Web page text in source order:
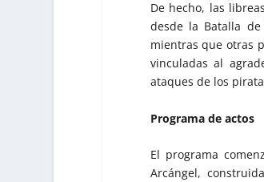
De hecho, las
desde la Batalla
mientras que otras
vinculadas al
ataques de los
Programa de actos
El programa
Arcángel,